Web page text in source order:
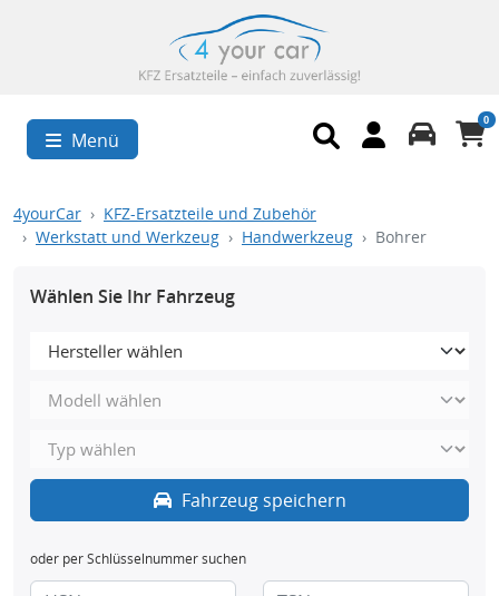
Menü
0
4yourCar
KFZ-Ersatzteile und Zubehör
Werkstatt und Werkzeug
Handwerkzeug Bohrer
Wählen Sie Ihr Fahrzeug
Fahrzeug speichern
oder per Schlüsselnummer suchen